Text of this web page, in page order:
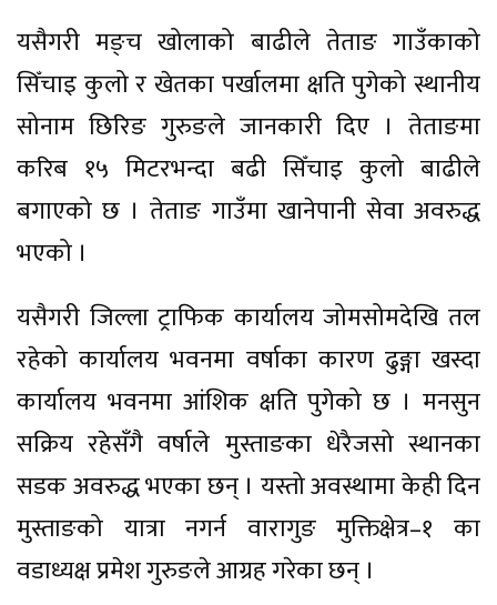
यसैगरी मङ्च खोलाको बाढीले तेताङ गाउँकाको
सिँचाइ कुलो र खेतका पर्खालमा क्षति पुगेको स्थानीय
सोनाम छिरिङ गुरुङले जानकारी दिए । तेताङमा
करिब १५ मिटरभन्दा बढी सिँचाइ कुलो बाढीले
बगाएको छ । तेताङ गाउँमा खानेपानी सेवा अवरुद्ध
भएको ।
यसैगरी जिल्ला ट्राफिक कार्यालय जोमसोमदेखि तल
रहेको कार्यालय भवनमा वर्षाका कारण ढुङ्गा खस्दा
कार्यालय भवनमा आंशिक क्षति पुगेको छ । मनसुन
सक्रिय रहेसँगै वर्षाले मुस्ताङका धेरैजसो स्थानका
सडक अवरुद्ध भएका छन् । यस्तो अवस्थामा केही दिन
मुस्ताङको यात्रा नगर्न वारागुङ मुक्तिक्षेत्र–१ का
वडाध्यक्ष प्रमेश गुरुङले आग्रह गरेका छन् ।